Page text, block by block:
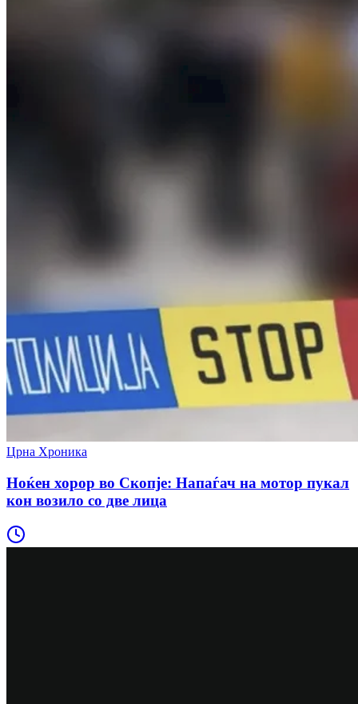
Црна Хроника
Ноќен хорор во Скопје: Напаѓач на мотор пукал
кон возило со две лица